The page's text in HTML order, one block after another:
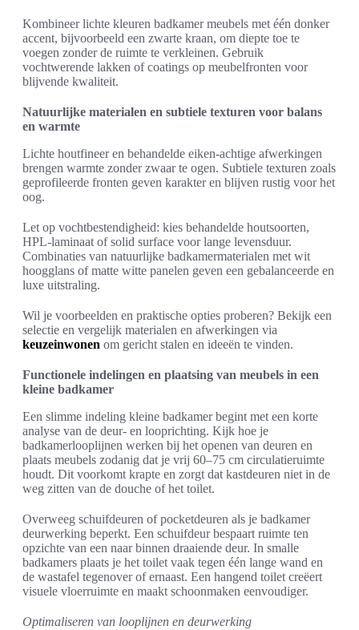
Kombineer lichte kleuren badkamer meubels met één donker
accent, bijvoorbeeld een zwarte kraan, om diepte toe te
voegen zonder de ruimte te verkleinen. Gebruik
vochtwerende lakken of coatings op meubelfronten voor
blijvende kwaliteit.
Natuurlijke materialen en subtiele texturen voor balans
en warmte
Lichte houtfineer en behandelde eiken-achtige afwerkingen
brengen warmte zonder zwaar te ogen. Subtiele texturen zoals
geprofileerde fronten geven karakter en blijven rustig voor het
oog.
Let op vochtbestendigheid: kies behandelde houtsoorten,
HPL-laminaat of solid surface voor lange levensduur.
Combinaties van natuurlijke badkamermaterialen met wit
hoogglans of matte witte panelen geven een gebalanceerde en
luxe uitstraling.
Wil je voorbeelden en praktische opties proberen? Bekijk een
selectie en vergelijk materialen en afwerkingen via
keuzeinwonen om gericht stalen en ideeën te vinden.
Functionele indelingen en plaatsing van meubels in een
kleine badkamer
Een slimme indeling kleine badkamer begint met een korte
analyse van de deur- en looprichting. Kijk hoe je
badkamerlooplijnen werken bij het openen van deuren en
plaats meubels zodanig dat je vrij 60–75 cm circulatieruimte
houdt. Dit voorkomt krapte en zorgt dat kastdeuren niet in de
weg zitten van de douche of het toilet.
Overweeg schuifdeuren of pocketdeuren als je badkamer
deurwerking beperkt. Een schuifdeur bespaart ruimte ten
opzichte van een naar binnen draaiende deur. In smalle
badkamers plaats je het toilet vaak tegen één lange wand en
de wastafel tegenover of ernaast. Een hangend toilet creëert
visuele vloerruimte en maakt schoonmaken eenvoudiger.
Optimaliseren van looplijnen en deurwerking